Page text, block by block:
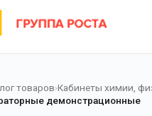
товаров Кабинеты химии,
демонстрационные